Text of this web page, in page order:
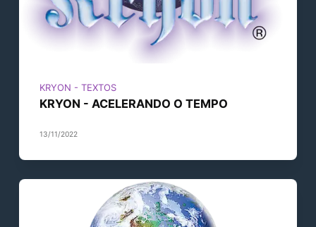
KRYON - TEXTOS
KRYON - ACELERANDO O TEMPO
13/11/2022